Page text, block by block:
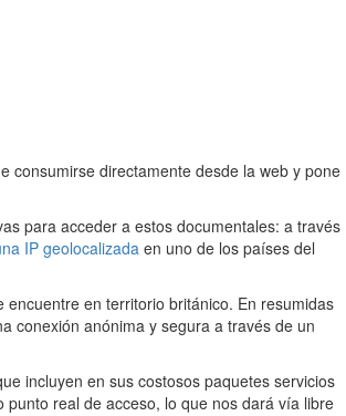
consumirse directamente desde la web y pone
para acceder a estos documentales: a través
IP geolocalizadaen uno de los países del
en territorio británico. En resumidas
conexión anónima y segura a través de un
incluyen en sus costosos paquetes servicios
real de acceso, lo que nos dará vía libre